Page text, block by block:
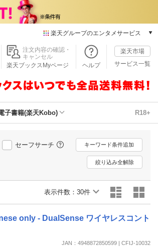
楽天グループのエンタメサービス
本/ゲーム/CD/DVD
楽天ブックス
楽天Kobo
動画配信
楽天TV
動画配信ガイド
無料テレビ
チケット
エンタメニュース
注文内容の確認・
キャンセル
楽天ブックスMyページ
ヘルプ
楽天市場
サービス一覧
子書籍(楽天Kobo) R18+
セーフサーチ キーワード条件追加
絞り込み全解除
表示件数： 30件
only - DualSense ワイヤレスコント
JAN：4948872850599 | CFIJ-10032